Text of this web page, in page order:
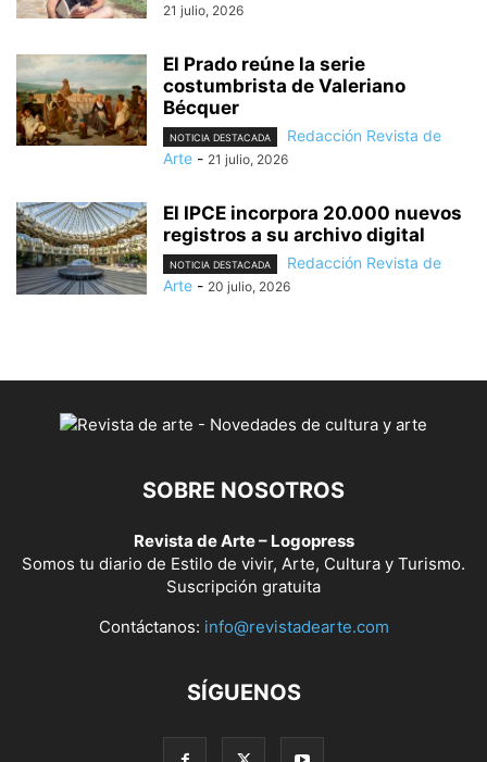
21 julio, 2026
El Prado reúne la serie
costumbrista de Valeriano
Bécquer
NOTICIA DESTACADA
Redacción Revista de
Arte - 21 julio, 2026
El IPCE incorpora 20.000 nuevos
registros a su archivo digital
NOTICIA DESTACADA
Redacción Revista de
Arte - 20 julio, 2026
SOBRE NOSOTROS
Revista de Arte – Logopress
Somos tu diario de Estilo de vivir, Arte, Cultura y Turismo.
Suscripción gratuita
Contáctanos: info@revistadearte.com
SÍGUENOS